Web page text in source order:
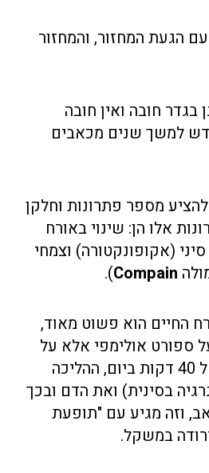
הגעת המחזור, והמחזור
בגדר חובה ואין חובה
למשך שנים מכאבים
מספר פתרונות וחלקן
אלו הן: שינוי באורח
סיני (אקופונקטורה) וצמחי
Compain
).
החיים הוא פשוט מאוד,
ספורט אולימפי אלא על
הליכה (או שחיה) של 40 דקות ביום, ההליכה
בסינית) ואת הדם ובכך
וזה מגיע עם "תופעת
במשקל.